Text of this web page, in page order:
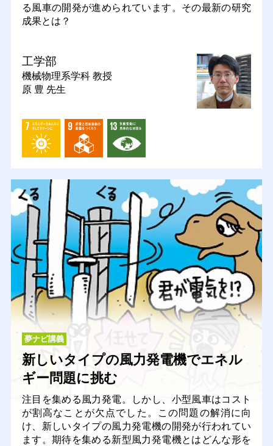
る風車の開発が進められています。その最新の研究
成果とは？
工学部
機械物理系学科 教授
原 豊 先生
夢ナビ講義
新しいタイプの風力発電機でエネル
ギー問題に挑む
注目を集める風力発電。しかし、小型風車はコスト
が割高なことが欠点でした。この問題の解消に向
け、新しいタイプの風力発電機の開発が行われてい
ます。期待を集める新型風力発電機とはどんな形を